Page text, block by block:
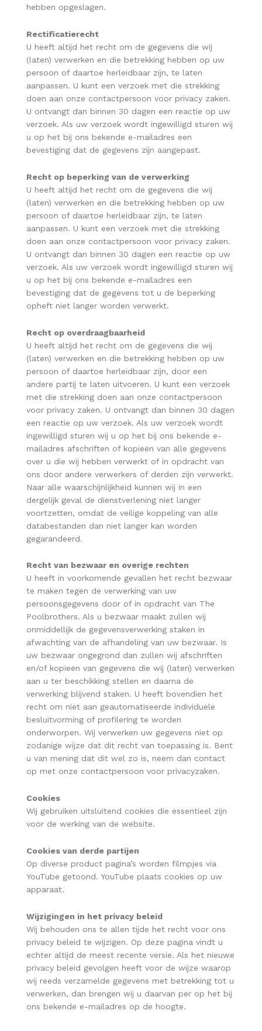
hebben opgeslagen.
Rectificatierecht
U heeft altijd het recht om de gegevens die wij
(laten) verwerken en die betrekking hebben op uw
persoon of daartoe herleidbaar zijn, te laten
aanpassen. U kunt een verzoek met die strekking
doen aan onze contactpersoon voor privacy zaken.
U ontvangt dan binnen 30 dagen een reactie op uw
verzoek. Als uw verzoek wordt ingewilligd sturen wij
u op het bij ons bekende e-mailadres een
bevestiging dat de gegevens zijn aangepast.
Recht op beperking van de verwerking
U heeft altijd het recht om de gegevens die wij
(laten) verwerken en die betrekking hebben op uw
persoon of daartoe herleidbaar zijn, te laten
aanpassen. U kunt een verzoek met die strekking
doen aan onze contactpersoon voor privacy zaken.
U ontvangt dan binnen 30 dagen een reactie op uw
verzoek. Als uw verzoek wordt ingewilligd sturen wij
u op het bij ons bekende e-mailadres een
bevestiging dat de gegevens tot u de beperking
opheft niet langer worden verwerkt.
Recht op overdraagbaarheid
U heeft altijd het recht om de gegevens die wij
(laten) verwerken en die betrekking hebben op uw
persoon of daartoe herleidbaar zijn, door een
andere partij te laten uitvoeren. U kunt een verzoek
met die strekking doen aan onze contactpersoon
voor privacy zaken. U ontvangt dan binnen 30 dagen
een reactie op uw verzoek. Als uw verzoek wordt
ingewilligd sturen wij u op het bij ons bekende e-
mailadres afschriften of kopieën van alle gegevens
over u die wij hebben verwerkt of in opdracht van
ons door andere verwerkers of derden zijn verwerkt.
Naar alle waarschijnlijkheid kunnen wij in een
dergelijk geval de dienstverlening niet langer
voortzetten, omdat de veilige koppeling van alle
databestanden dan niet langer kan worden
gegarandeerd.
Recht van bezwaar en overige rechten
U heeft in voorkomende gevallen het recht bezwaar
te maken tegen de verwerking van uw
persoonsgegevens door of in opdracht van The
Poolbrothers. Als u bezwaar maakt zullen wij
onmiddellijk de gegevensverwerking staken in
afwachting van de afhandeling van uw bezwaar. Is
uw bezwaar ongegrond dan zullen wij afschriften
en/of kopieën van gegevens die wij (laten) verwerken
aan u ter beschikking stellen en daarna de
verwerking blijvend staken. U heeft bovendien het
recht om niet aan geautomatiseerde individuele
besluitvorming of profilering te worden
onderworpen. Wij verwerken uw gegevens niet op
zodanige wijze dat dit recht van toepassing is. Bent
u van mening dat dit wel zo is, neem dan contact
op met onze contactpersoon voor privacyzaken.
Cookies
Wij gebruiken uitsluitend cookies die essentieel zijn
voor de werking van de website.
Cookies van derde partijen
Op diverse product pagina’s worden filmpjes via
YouTube getoond. YouTube plaats cookies op uw
apparaat.
Wijzigingen in het privacy beleid
Wij behouden ons te allen tijde het recht voor ons
privacy beleid te wijzigen. Op deze pagina vindt u
echter altijd de meest recente versie. Als het nieuwe
privacy beleid gevolgen heeft voor de wijze waarop
wij reeds verzamelde gegevens met betrekking tot u
verwerken, dan brengen wij u daarvan per op het bij
ons bekende e-mailadres op de hoogte.